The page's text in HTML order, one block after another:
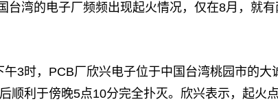
台湾的电子厂频频出现起火情况，仅在8月，就
午3时，PCB厂欣兴电子位于中国台湾桃园市的
顺利于傍晚5点10分完全扑灭。欣兴表示，起火